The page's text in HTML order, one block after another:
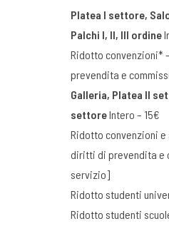
Platea I settore,
Palchi I, II, III ordine
Ridotto convenzioni*
prevendita e
Galleria, Platea II
settoreIntero – 15€
Ridotto convenzioni e
diritti di prevendita e
servizio]
Ridotto studenti
Ridotto studenti